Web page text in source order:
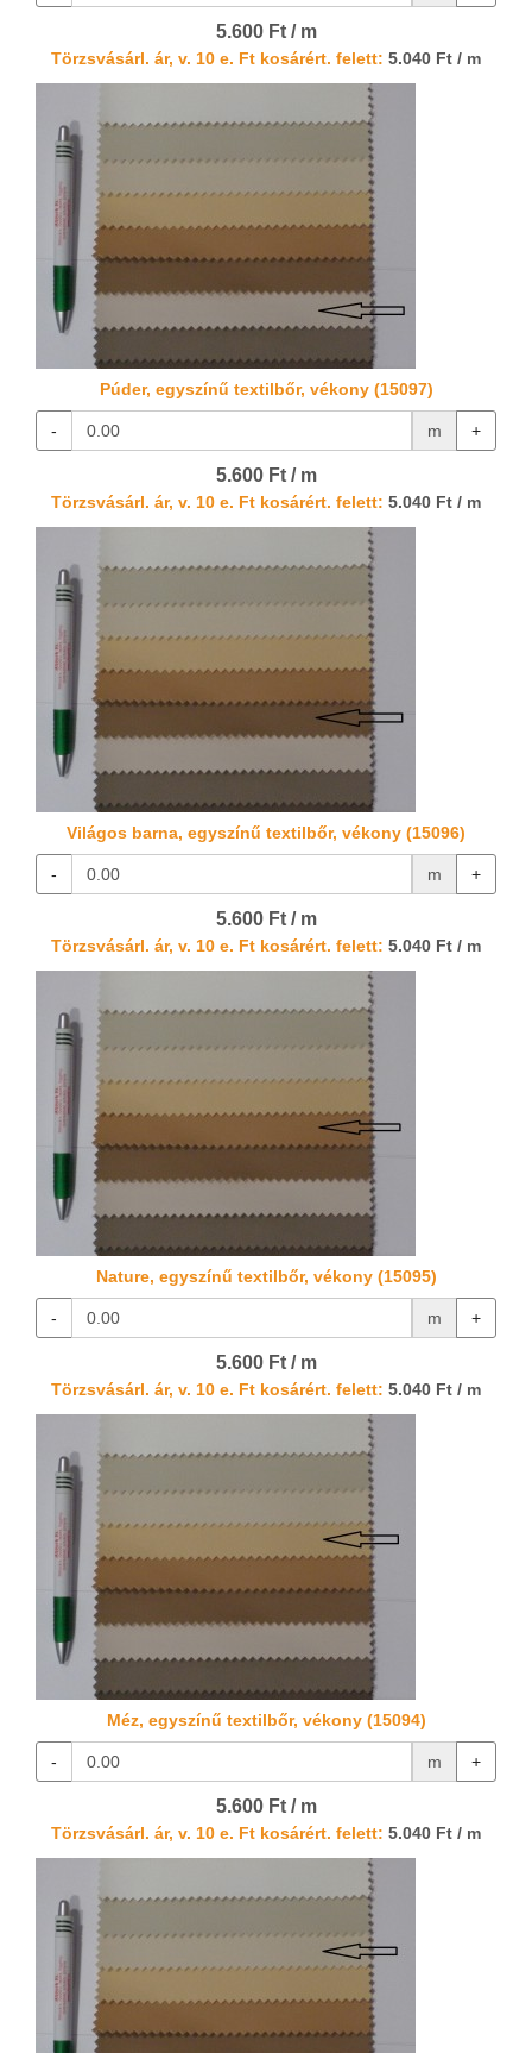
5.600 Ft / m
Törzsvásárl. ár, v. 10 e. Ft kosárért. felett: 5.040 Ft / m
Púder, egyszínű textilbőr, vékony (15097)
- m +
5.600 Ft / m
Törzsvásárl. ár, v. 10 e. Ft kosárért. felett: 5.040 Ft / m
Világos barna, egyszínű textilbőr, vékony (15096)
- m +
5.600 Ft / m
Törzsvásárl. ár, v. 10 e. Ft kosárért. felett: 5.040 Ft / m
Nature, egyszínű textilbőr, vékony (15095)
- m +
5.600 Ft / m
Törzsvásárl. ár, v. 10 e. Ft kosárért. felett: 5.040 Ft / m
Méz, egyszínű textilbőr, vékony (15094)
- m +
5.600 Ft / m
Törzsvásárl. ár, v. 10 e. Ft kosárért. felett: 5.040 Ft / m